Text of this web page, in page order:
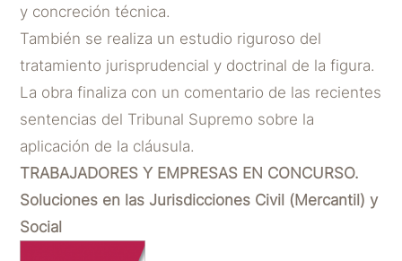
y concreción técnica.
También se realiza un estudio riguroso del
tratamiento jurisprudencial y doctrinal de la figura.
La obra finaliza con un comentario de las recientes
sentencias del Tribunal Supremo sobre la
aplicación de la cláusula.
TRABAJADORES Y EMPRESAS EN CONCURSO.
Soluciones en las Jurisdicciones Civil (Mercantil) y
Social